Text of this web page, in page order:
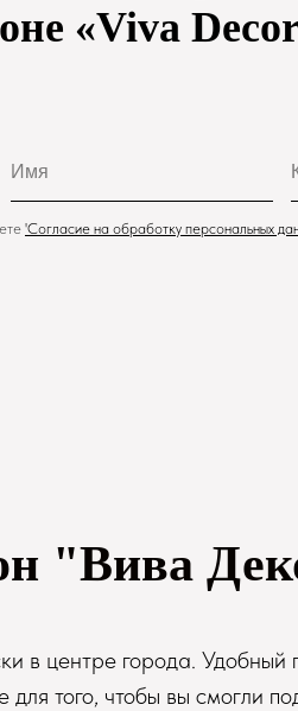
«Viva
'Cогласие на обработку персональных
"Вива
в центре города. Удобный
того, чтобы вы смогли